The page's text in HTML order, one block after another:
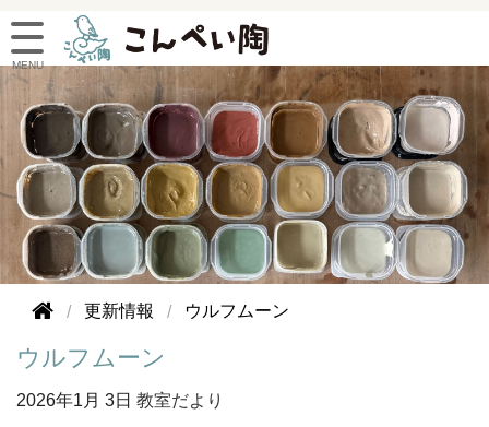
更新情報 ウルフムーン
ウルフムーン
2026年1月 3日 教室だより